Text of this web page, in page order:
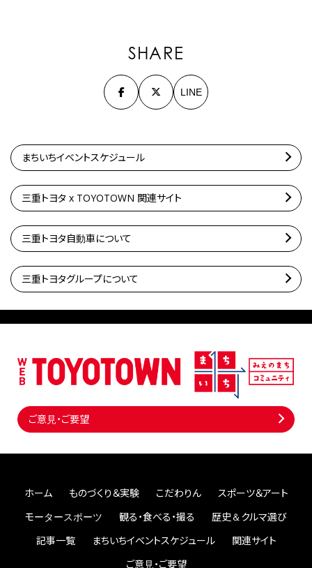
SHARE
LINE
まちいちイベントスケジュール
三重トヨタ x TOYOTOWN 関連サイト
三重トヨタ自動車について
三重トヨタグループについて
ご意見・ご要望
ホーム ものづくり＆実験 こだわりん
スポーツ＆アート
モータースポーツ
観る・食べる・撮る
歴史＆クルマ選び
記事一覧
まちいちイベントスケジュール
関連サイト
ご意見・ご要望